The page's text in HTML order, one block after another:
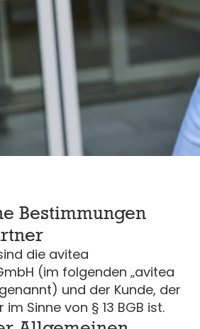
Bestimmungen
die avitea
(im folgenden „avitea
und der Kunde, der
Sinne von § 13 BGB ist.